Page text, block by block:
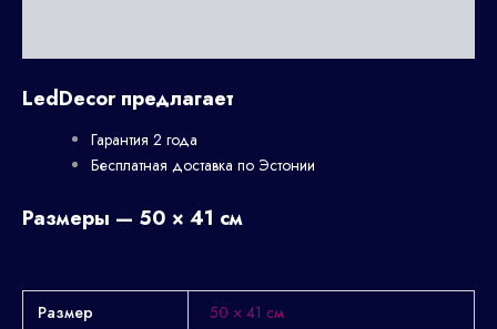
LedDecor предлагает
Гарантия 2 года
Бесплатная доставка по Эстонии
Размеры — 50 × 41 см
Размер
50 × 41 см